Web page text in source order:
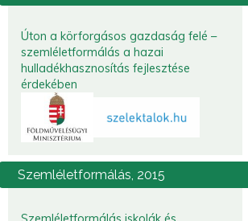
Úton a körforgásos gazdaság felé –
szemléletformálás a hazai
hulladékhasznosítás fejlesztése
érdekében
Szemléletformálás, 2015